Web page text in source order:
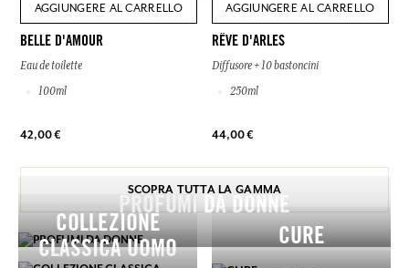
AGGIUNGERE AL CARRELLO
BELLE D'AMOUR
Eau de toilette
100ml
42,00 €
AGGIUNGERE AL CARRELLO
RÊVE D'ARLES
Diffusore + 10 bastoncini
250ml
44,00 €
SCOPRA TUTTA LA GAMMA
PROFUMI DA DONNE
COLLEZIONE
CLASSICA UOMO
CURE